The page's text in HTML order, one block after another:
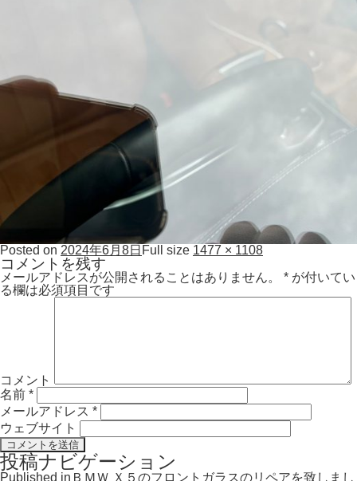
Posted on 2024年6月8日 Full size 1477 × 1108
コメントを残す
メールアドレスが公開されることはありません。 * が付いてい
る欄は必須項目です
コメント
名前 *
メールアドレス *
ウェブサイト
投稿ナビゲーション
Published in ＢＭＷ Ｘ５のフロントガラスのリペアを致しまし